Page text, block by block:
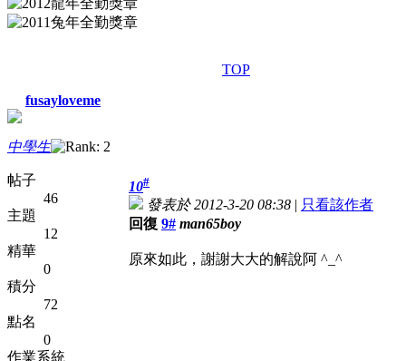
TOP
fusayloveme
中學生
帖子
46
主題
12
精華
0
積分
72
點名
0
作業系統
10#
發表於 2012-3-20 08:38 | 只看該作者
回復 9# man65boy
原來如此，謝謝大大的解說阿 ^_^